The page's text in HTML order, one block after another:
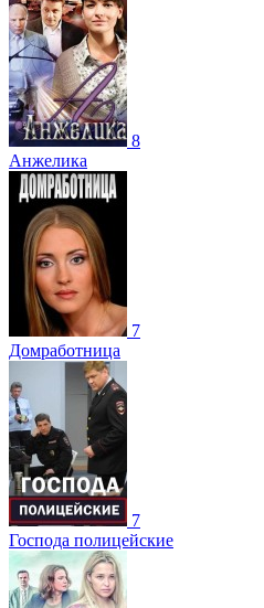
8
Анжелика
7
Домработница
7
Господа полицейские